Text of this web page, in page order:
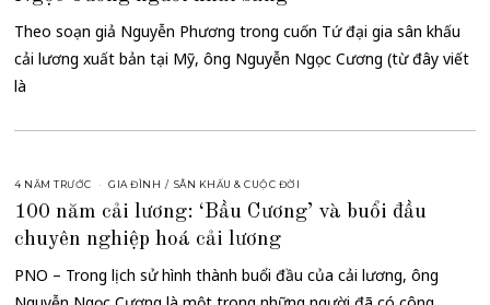
Theo soạn giả Nguyễn Phương trong cuốn Tứ đại gia sân khấu
cải lương xuất bản tại Mỹ, ông Nguyễn Ngọc Cương (từ đây viết
là
4 NĂM TRƯỚC GIA ĐÌNH / SÂN KHẤU & CUỘC ĐỜI
100 năm cải lương: ‘Bầu Cương’ và buổi đầu
chuyên nghiệp hoá cải lương
PNO – Trong lịch sử hình thành buổi đầu của cải lương, ông